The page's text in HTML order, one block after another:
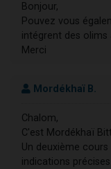
Bonjour,
Pouvez vous
intégrent des olims
Merci
Mordékhaï B.
Chalom,
C'est Mordékhaï
Un deuxième
indications